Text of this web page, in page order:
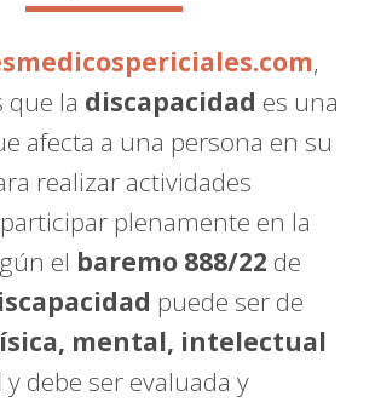
,
la discapacidad es una
afecta a una persona en su
realizar actividades
plenamente en la
el baremo 888/22 de
puede ser de
mental, intelectual
y debe ser evaluada y